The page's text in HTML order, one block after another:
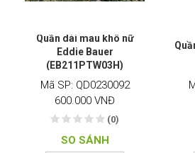
Quần dài mau khô nữ
Eddie Bauer
(EB211PTW03H)
Mã SP: QD0230092
600.000 VNĐ
(0)
SO SÁNH